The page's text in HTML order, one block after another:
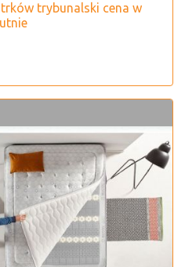
trybunalski cena w